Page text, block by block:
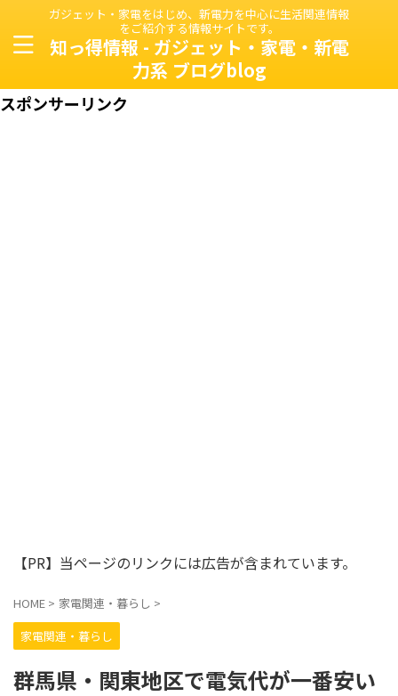
ガジェット・家電をはじめ、新電力を中心に生活関連情報
をご紹介する情報サイトです。
知っ得情報 - ガジェット・家電・新電
力系 ブログblog
スポンサーリンク
【PR】当ページのリンクには広告が含まれています。
HOME > 家電関連・暮らし >
家電関連・暮らし
群馬県・関東地区で電気代が一番安い